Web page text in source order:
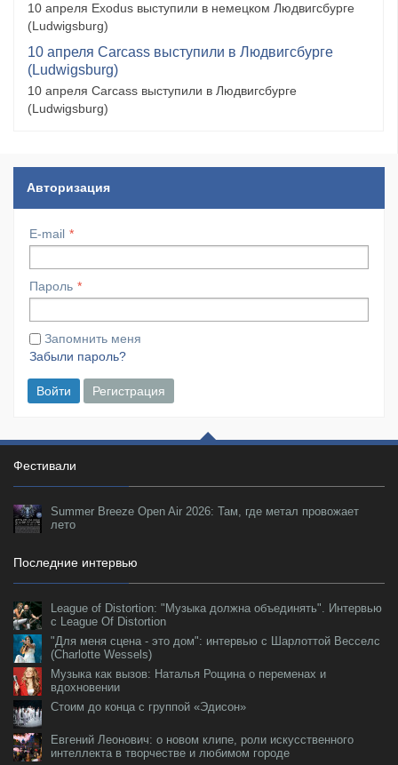
10 апреля Exodus выступили в немецком Людвигсбурге
(Ludwigsburg)
10 апреля Carcass выступили в Людвигсбурге
(Ludwigsburg)
10 апреля Carcass выступили в Людвигсбурге
(Ludwigsburg)
Авторизация
E-mail
Пароль
Запомнить меня
Забыли пароль?
Войти Регистрация
Фестивали
Summer Breeze Open Air 2026: Там, где метал провожает
лето
Последние интервью
League of Distortion: "Музыка должна объединять". Интервью
с League Of Distortion
"Для меня сцена - это дом": интервью с Шарлоттой Весселс
(Charlotte Wessels)
Музыка как вызов: Наталья Рощина о переменах и
вдохновении
Стоим до конца с группой «Эдисон»
Евгений Леонович: о новом клипе, роли искусственного
интеллекта в творчестве и любимом городе